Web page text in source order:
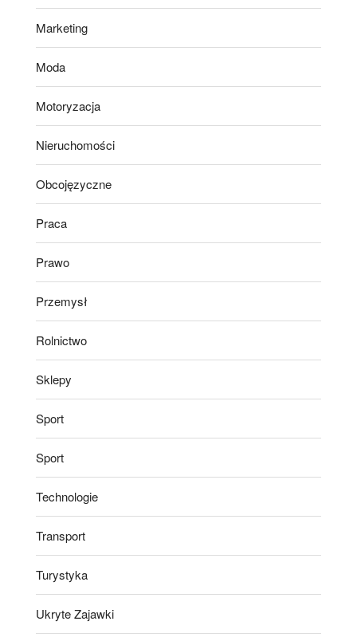
Marketing
Moda
Motoryzacja
Nieruchomości
Obcojęzyczne
Praca
Prawo
Przemysł
Rolnictwo
Sklepy
Sport
Sport
Technologie
Transport
Turystyka
Ukryte Zajawki